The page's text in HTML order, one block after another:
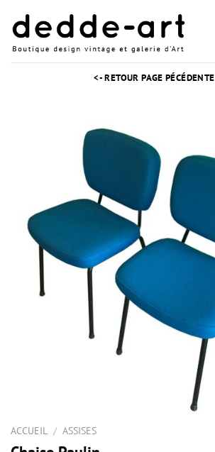
contenu
<- RETOUR PAGE PÉCÉDENTE
ACCUEIL / ASSISES